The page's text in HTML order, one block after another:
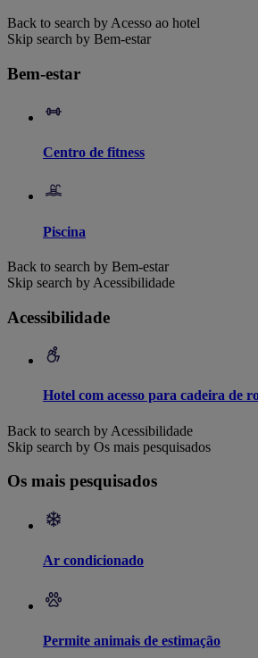
Back to search by Acesso ao hotel
Skip search by Bem-estar
Bem-estar
Centro de fitness
Piscina
Back to search by Bem-estar
Skip search by Acessibilidade
Acessibilidade
Hotel com acesso para cadeira de
Back to search by Acessibilidade
Skip search by Os mais pesquisados
Os mais pesquisados
Ar condicionado
Permite animais de estimação